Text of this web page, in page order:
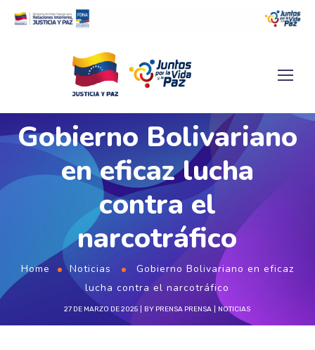
Gobierno Bolivariano
en eficaz lucha
contra el
narcotráfico
Home Noticias
Gobierno Bolivariano en eficaz
lucha contra el narcotráfico
27 DE MARZO DE 2025 BY PRENSA PRENSA NOTICIAS